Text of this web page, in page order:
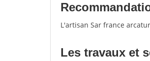
L'artisan Sar france
Les travaux et